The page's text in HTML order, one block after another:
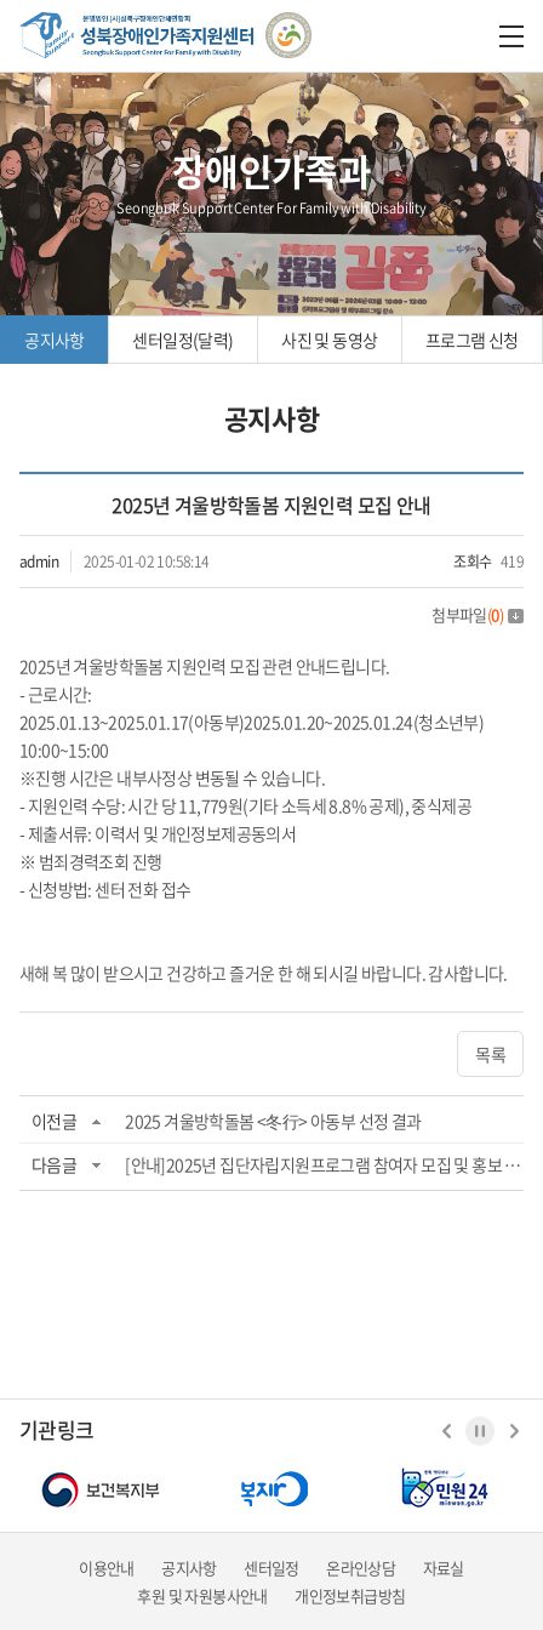
장애인가족과
Seongbuk Support Center For Family with Disability
공지사항 센터일정(달력) 사진 및 동영상 프로그램 신청
공지사항
2025년 겨울방학돌봄 지원인력 모집 안내
admin 2025-01-02 10:58:14 조회수 419
첨부파일(0)
2025년 겨울방학돌봄 지원인력 모집 관련 안내드립니다.
- 근로시간:
2025.01.13~2025.01.17(아동부)2025.01.20~2025.01.24(청소년부)
10:00~15:00
※진행 시간은 내부사정상 변동될 수 있습니다.
- 지원인력 수당: 시간 당 11,779원(기타 소득세 8.8% 공제), 중식제공
- 제출서류: 이력서 및 개인정보제공동의서
※ 범죄경력조회 진행
- 신청방법: 센터 전화 접수
새해 복 많이 받으시고 건강하고 즐거운 한 해 되시길 바랍니다. 감사합니다.
목록
이전글
2025 겨울방학돌봄 <冬行> 아동부 선정 결과
다음글
[안내]2025년 집단자립지원프로그램 참여자 모집 및 홍보 협조 요청
기관링크
이용안내 공지사항 센터일정 온라인상담
자료실
후원 및 자원봉사안내
개인정보취급방침